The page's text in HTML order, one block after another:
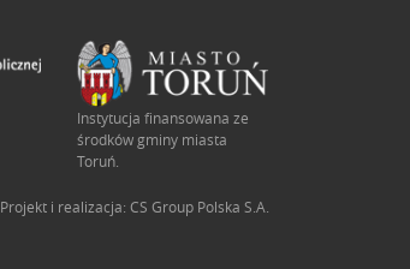
Instytucja finansowana ze
środków gminy miasta
Toruń.
Projekt i realizacja: CS Group Polska S.A.